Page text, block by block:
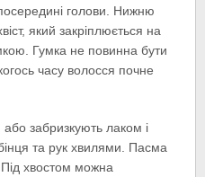
голови. Нижню
який закріплюється на
Гумка не повинна бути
часу волосся почне
забризкують лаком і
та рук хвилями. Пасма
хвостом можна